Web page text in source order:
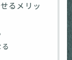
るメリッ